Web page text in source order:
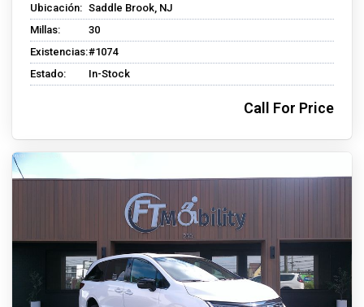
Ubicación: Saddle Brook, NJ
Millas:
30
Existencias:#1074
Estado:
In-Stock
Call For Price